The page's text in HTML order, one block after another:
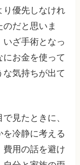
り優先しなけれ
だと思いま
ざ手術となっ
お金を使って
な気持ちが出て
見たときに、
を冷静に考える
費用の話を避け